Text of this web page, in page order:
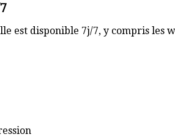
est disponible 7j/7, y compris les